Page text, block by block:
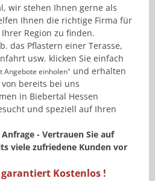
wir stehen Ihnen gerne als
Ihnen die richtige Firma für
Region zu finden.
das Pflastern einer Terasse,
usw. klicken Sie einfach
Angebote einholen" und erhalten
bereits bei uns
in Biebertal Hessen
und speziell auf Ihren
- Vertrauen Sie auf
viele zufriedene Kunden vor
garantiert Kostenlos !